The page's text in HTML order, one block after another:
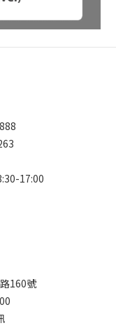
17:00
160號